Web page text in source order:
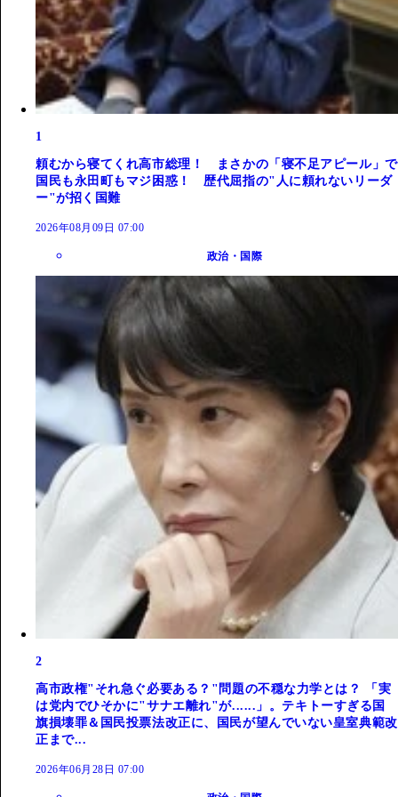
1
頼むから寝てくれ高市総理！ まさかの「寝不足アピール」で
国民も永田町もマジ困惑！ 歴代屈指の"人に頼れないリーダ
ー"が招く国難
2026年08月09日 07:00
政治・国際
2
高市政権"それ急ぐ必要ある？"問題の不穏な力学とは？ 「実
は党内でひそかに"サナエ離れ"が......」。テキトーすぎる国
旗損壊罪＆国民投票法改正に、国民が望んでいない皇室典範改
正まで...
2026年06月28日 07:00